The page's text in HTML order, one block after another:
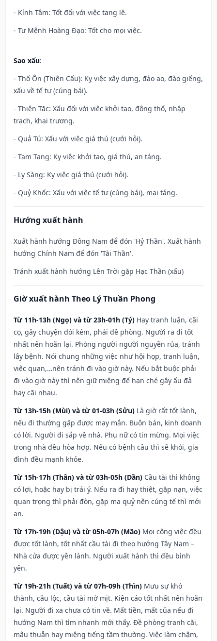
- Kính Tâm: Tốt đối với việc tang lễ.
- Tư Mệnh Hoàng Đạo: Tốt cho mọi việc.
Sao xấu:
- Thổ Ôn (Thiên Cẩu): Kỵ việc xây dựng, đào ao, đào giếng,
xấu về tế tự (cúng bái).
- Thiên Tặc: Xấu đối với việc khởi tạo, động thổ, nhập
trạch, khai trương.
- Quả Tú: Xấu với việc giá thú (cưới hỏi).
- Tam Tang: Kỵ việc khởi tạo, giá thú, an táng.
- Ly Sàng: Kỵ việc giá thú (cưới hỏi).
- Quỷ Khốc: Xấu với việc tế tự (cúng bái), mai táng.
Hướng xuất hành
Xuất hành hướng Đông Nam để đón 'Hỷ Thần'. Xuất hành
hướng Chính Nam để đón 'Tài Thần'.
Tránh xuất hành hướng Lên Trời gặp Hạc Thần (xấu)
Giờ xuất hành Theo Lý Thuần Phong
Từ 11h-13h (Ngọ) và từ 23h-01h (Tý) Hay tranh luận, cãi
cọ, gây chuyện đói kém, phải đề phòng. Người ra đi tốt
nhất nên hoãn lại. Phòng người người nguyền rủa, tránh
lây bệnh. Nói chung những việc như hội họp, tranh luận,
việc quan,…nên tránh đi vào giờ này. Nếu bắt buộc phải
đi vào giờ này thì nên giữ miệng để hạn ché gây ẩu đả
hay cãi nhau.
Từ 13h-15h (Mùi) và từ 01-03h (Sửu) Là giờ rất tốt lành,
nếu đi thường gặp được may mắn. Buôn bán, kinh doanh
có lời. Người đi sắp về nhà. Phụ nữ có tin mừng. Mọi việc
trong nhà đều hòa hợp. Nếu có bệnh cầu thì sẽ khỏi, gia
đình đều mạnh khỏe.
Từ 15h-17h (Thân) và từ 03h-05h (Dần) Cầu tài thì không
có lợi, hoặc hay bị trái ý. Nếu ra đi hay thiệt, gặp nạn, việc
quan trọng thì phải đòn, gặp ma quỷ nên cúng tế thì mới
an.
Từ 17h-19h (Dậu) và từ 05h-07h (Mão) Mọi công việc đều
được tốt lành, tốt nhất cầu tài đi theo hướng Tây Nam –
Nhà cửa được yên lành. Người xuất hành thì đều bình
yên.
Từ 19h-21h (Tuất) và từ 07h-09h (Thìn) Mưu sự khó
thành, cầu lộc, cầu tài mờ mịt. Kiện cáo tốt nhất nên hoãn
lại. Người đi xa chưa có tin về. Mất tiền, mất của nếu đi
hướng Nam thì tìm nhanh mới thấy. Đề phòng tranh cãi,
mâu thuẫn hay miệng tiếng tầm thường. Việc làm chậm,